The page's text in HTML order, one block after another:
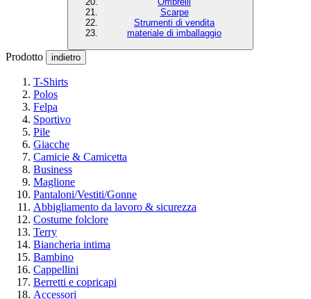
Scarpe
Strumenti di vendita
materiale di imballaggio
Prodotto indietro
T-Shirts
Polos
Felpa
Sportivo
Pile
Giacche
Camicie & Camicetta
Business
Maglione
Pantaloni/Vestiti/Gonne
Abbigliamento da lavoro & sicurezza
Costume folclore
Terry
Biancheria intima
Bambino
Cappellini
Berretti e copricapi
Accessori